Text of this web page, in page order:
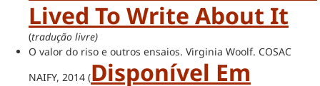
Lived To Write About It
(tradução livre)
O valor do riso e outros ensaios. Virginia Woolf. COSAC
NAIFY, 2014 (Disponível Em